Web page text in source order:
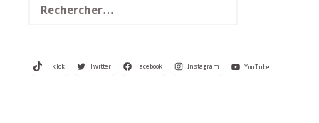
TikTok Twitter Facebook Instagram YouTube